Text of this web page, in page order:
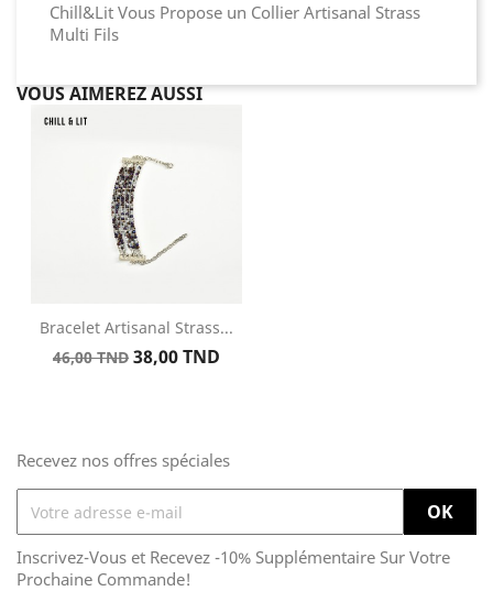
Chill&Lit Vous Propose un Collier Artisanal Strass
Multi Fils
VOUS AIMEREZ AUSSI
Bracelet Artisanal Strass...
Prix
46,00 TND Prix
38,00 TND
Recevez nos offres spéciales
Inscrivez-Vous et Recevez -10% Supplémentaire Sur Votre
Prochaine Commande!